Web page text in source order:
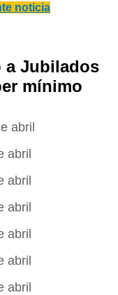
noticia
a Jubilados
mínimo
abril
abril
abril
abril
abril
abril
abril